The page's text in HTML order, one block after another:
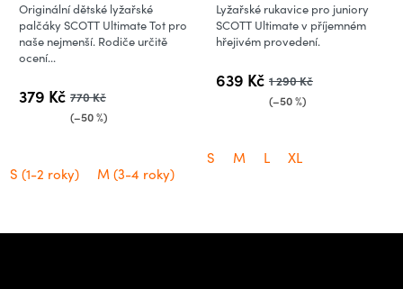
379 Kč 770 Kč
(–50 %)
Originální dětské lyžařské
palčáky SCOTT Ultimate Tot pro
naše nejmenší. Rodiče určitě
ocení...
S (1-2 roky) M (3-4 roky)
639 Kč 1 290 Kč
(–50 %)
Lyžařské rukavice pro juniory
SCOTT Ultimate v příjemném
hřejivém provedení.
S M L XL